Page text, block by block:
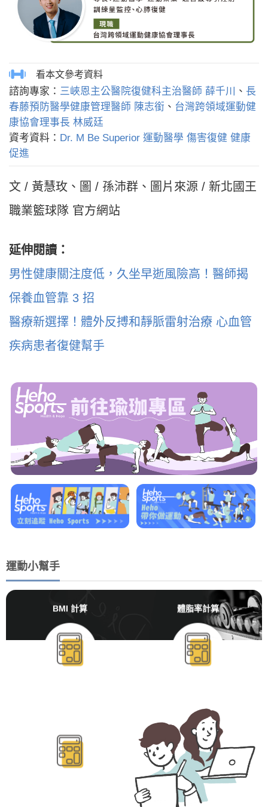
諮詢專家： 三峽恩主公醫院復健科主治醫師 薛千川 、 長
春藤預防醫學健康管理醫師 陳志銜 、 台灣跨領域運動健
康協會理事長 林威廷
資考資料： Dr. M Be Superior 運動醫學 傷害復健 健康
促進
文 / 黃慧玫、圖 / 孫沛群、圖片來源 / 新北國王
職業籃球隊 官方網站
延伸閱讀：
男性健康關注度低，久坐早逝風險高！醫師揭
保養血管靠 3 招
醫療新選擇！體外反搏和靜脈雷射治療 心血管
疾病患者復健幫手
運動小幫手
BMI 計算 體脂率計算